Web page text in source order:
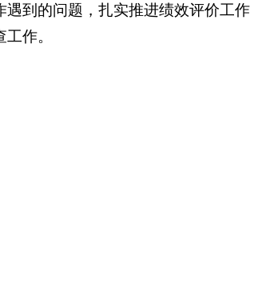
遇到的问题，扎实推进绩效评价工作
作。